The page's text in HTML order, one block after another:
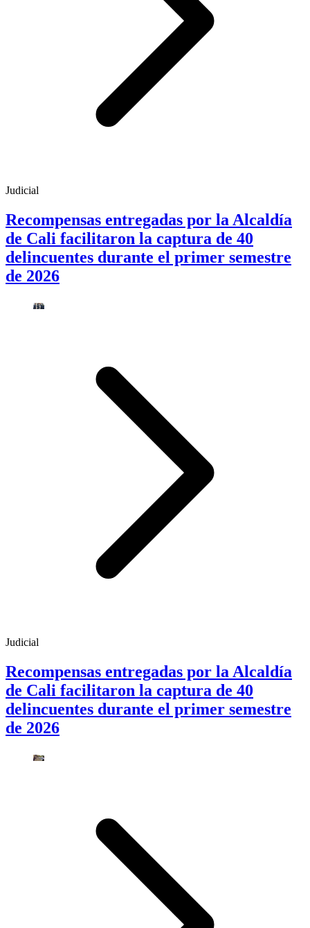
Judicial
Recompensas entregadas por la Alcaldía
de Cali facilitaron la captura de 40
delincuentes durante el primer semestre
de 2026
Judicial
Recompensas entregadas por la Alcaldía
de Cali facilitaron la captura de 40
delincuentes durante el primer semestre
de 2026